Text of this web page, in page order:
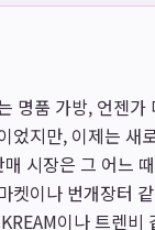
명품 가방, 언젠
었지만, 이제는 새
시장은 그 어느
켓이나 번개장터
이나 트렌